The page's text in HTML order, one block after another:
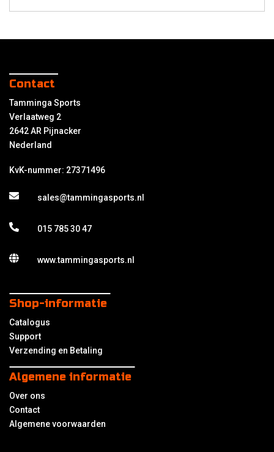
Contact
Tamminga Sports
Verlaatweg 2
2642 AR Pijnacker
Nederland
KvK-nummer: 27371496
sales@tammingasports.nl
015 785 30 47
www.tammingasports.nl
Shop-informatie
Catalogus
Support
Verzending en Betaling
Algemene informatie
Over ons
Contact
Algemene voorwaarden